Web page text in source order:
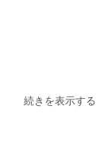
続きを表示する